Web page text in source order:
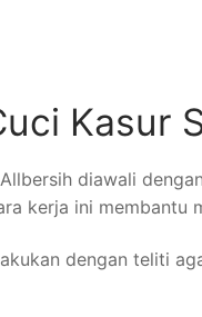
Kasur
diawali
kerja ini membantu
dengan teliti